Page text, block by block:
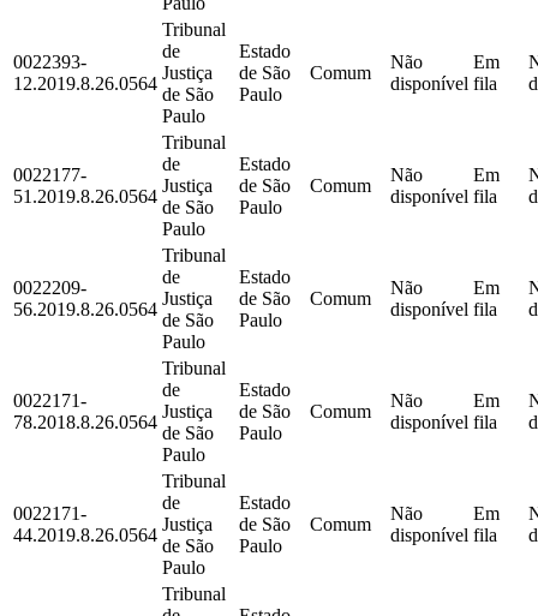
0022393-
12.2019.8.26.0564
Tribunal
de
Justiça
de São
Paulo
Estado
de São
Paulo
Comum
Não
disponível
Em
fila
0022177-
51.2019.8.26.0564
Tribunal
de
Justiça
de São
Paulo
Estado
de São
Paulo
Comum
Não
disponível
Em
fila
0022209-
56.2019.8.26.0564
Tribunal
de
Justiça
de São
Paulo
Estado
de São
Paulo
Comum
Não
disponível
Em
fila
0022171-
78.2018.8.26.0564
Tribunal
de
Justiça
de São
Paulo
Estado
de São
Paulo
Comum
Não
disponível
Em
fila
0022171-
44.2019.8.26.0564
Tribunal
de
Justiça
de São
Paulo
Estado
de São
Paulo
Comum
Não
disponível
Em
fila
Tribunal